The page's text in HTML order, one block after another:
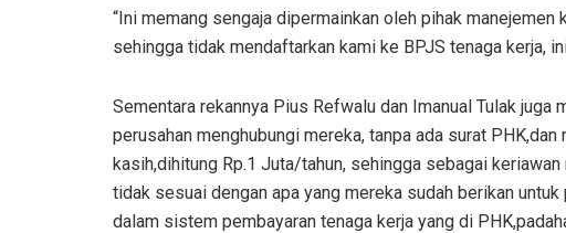
“Ini memang sengaja dipermainkan oleh pihak
sehingga tidak mendaftarkan kami ke BPJS tenaga kerja,
Sementara rekannya Pius Refwalu dan Imanual Tulak juga
perusahan menghubungi mereka, tanpa ada surat
kasih,dihitung Rp.1 Juta/tahun, sehingga sebagai
tidak sesuai dengan apa yang mereka sudah berikan
dalam sistem pembayaran tenaga kerja yang di